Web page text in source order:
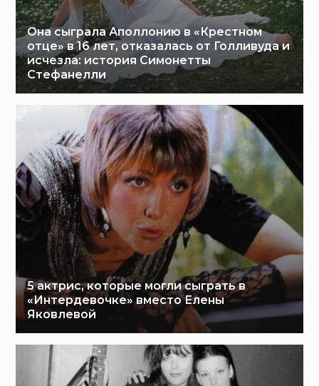
Она сыграла Аполлонию в «Крестном
отце» в 16 лет, отказалась от Голливуда и
исчезла: история Симонетты
Стефанелли
5 актрис, которые могли сыграть в
«Интердевочке» вместо Елены
Яковлевой